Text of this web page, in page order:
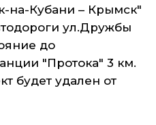
на-Кубани – Крымск"
ул.Дружбы
до
"Протока" 3 км.
будет удален от